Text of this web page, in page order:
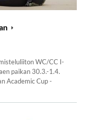
WC/CC I-
paikan 30.3.-1.4.
Academic Cup -